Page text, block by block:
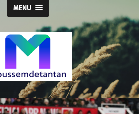
MENU
Moussemdetantan.org